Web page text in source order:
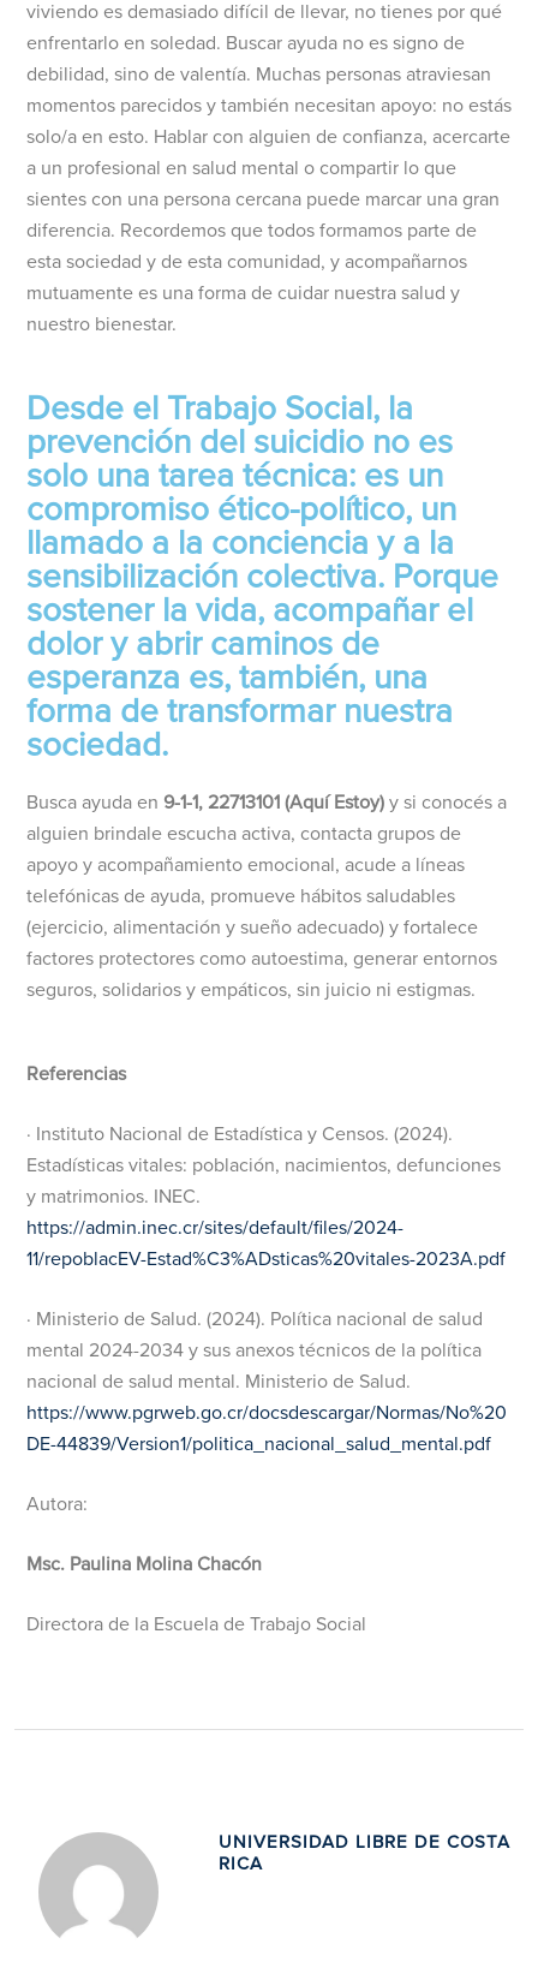
viviendo es demasiado difícil de llevar, no tienes por qué
enfrentarlo en soledad. Buscar ayuda no es signo de
debilidad, sino de valentía. Muchas personas atraviesan
momentos parecidos y también necesitan apoyo: no estás
solo/a en esto. Hablar con alguien de confianza, acercarte
a un profesional en salud mental o compartir lo que
sientes con una persona cercana puede marcar una gran
diferencia. Recordemos que todos formamos parte de
esta sociedad y de esta comunidad, y acompañarnos
mutuamente es una forma de cuidar nuestra salud y
nuestro bienestar.
Desde el Trabajo Social, la
prevención del suicidio no es
solo una tarea técnica: es un
compromiso ético-político, un
llamado a la conciencia y a la
sensibilización colectiva. Porque
sostener la vida, acompañar el
dolor y abrir caminos de
esperanza es, también, una
forma de transformar nuestra
sociedad.
Busca ayuda en 9-1-1, 22713101 (Aquí Estoy) y si conocés a
alguien brindale escucha activa, contacta grupos de
apoyo y acompañamiento emocional, acude a líneas
telefónicas de ayuda, promueve hábitos saludables
(ejercicio, alimentación y sueño adecuado) y fortalece
factores protectores como autoestima, generar entornos
seguros, solidarios y empáticos, sin juicio ni estigmas.
Referencias
· Instituto Nacional de Estadística y Censos. (2024).
Estadísticas vitales: población, nacimientos, defunciones
y matrimonios. INEC.
https://admin.inec.cr/sites/default/files/2024-
11/repoblacEV-Estad%C3%ADsticas%20vitales-2023A.pdf
· Ministerio de Salud. (2024). Política nacional de salud
mental 2024-2034 y sus anexos técnicos de la política
nacional de salud mental. Ministerio de Salud.
https://www.pgrweb.go.cr/docsdescargar/Normas/No%20
DE-44839/Version1/politica_nacional_salud_mental.pdf
Autora:
Msc. Paulina Molina Chacón
Directora de la Escuela de Trabajo Social
UNIVERSIDAD LIBRE DE COSTA
RICA